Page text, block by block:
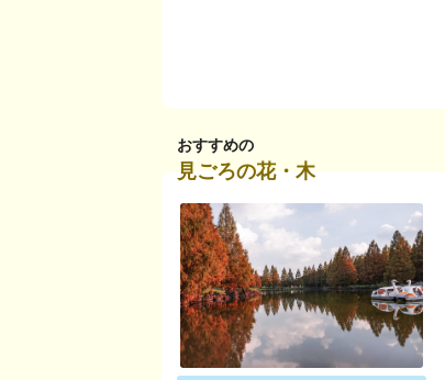
おすすめの
見ごろの花・木